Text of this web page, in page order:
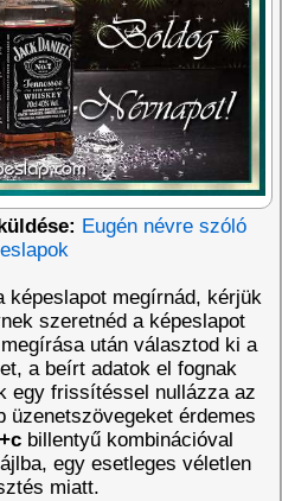
Eugén névre szóló
képeslapot megírnád, kérjük
szeretnéd a képeslapot
után választod ki a
a beírt adatok el fognak
egy frissítéssel nullázza az
üzenetszövegeket érdemes
billentyű kombinációval
egy esetleges véletlen
miatt.